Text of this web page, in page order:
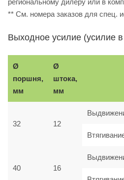
** См. номера заказов для спец.
Выходное усилие (усилие
Ø
поршня,
мм
Ø
штока,
мм
32 12
40 16